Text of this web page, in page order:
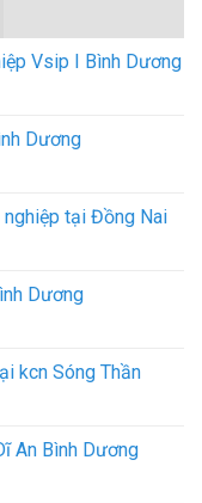
Vsip I Bình Dương
Dương
nghiệp tại Đồng Nai
Dương
kcn Sóng Thần
An Bình Dương